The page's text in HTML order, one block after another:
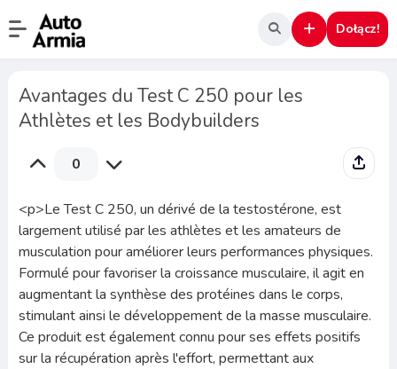
Dołącz!
Avantages du Test C 250 pour les
Athlètes et les Bodybuilders
0
<p>Le Test C 250, un dérivé de la testostérone, est
largement utilisé par les athlètes et les amateurs de
musculation pour améliorer leurs performances physiques.
Formulé pour favoriser la croissance musculaire, il agit en
augmentant la synthèse des protéines dans le corps,
stimulant ainsi le développement de la masse musculaire.
Ce produit est également connu pour ses effets positifs
sur la récupération après l'effort, permettant aux